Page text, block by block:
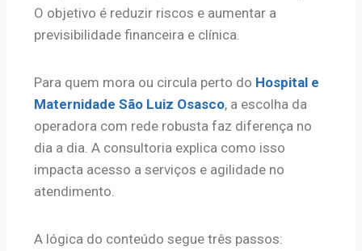
O objetivo é reduzir riscos e aumentar a
previsibilidade financeira e clínica.
Para quem mora ou circula perto do Hospital e
Maternidade São Luiz Osasco, a escolha da
operadora com rede robusta faz diferença no
dia a dia. A consultoria explica como isso
impacta acesso a serviços e agilidade no
atendimento.
A lógica do conteúdo segue três passos: